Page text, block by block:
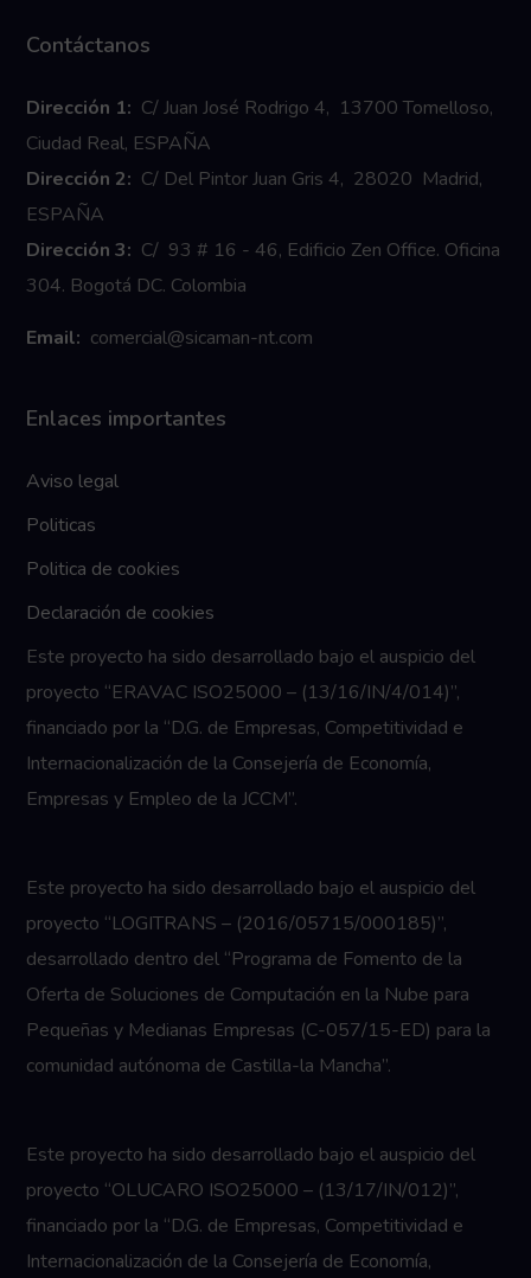
Contáctanos
Dirección 1: C/ Juan José Rodrigo 4, 13700 Tomelloso,
Ciudad Real, ESPAÑA
Dirección 2: C/ Del Pintor Juan Gris 4, 28020 Madrid,
ESPAÑA
Dirección 3: C/ 93 # 16 - 46, Edificio Zen Office. Oficina
304. Bogotá DC. Colombia
Email: comercial@sicaman-nt.com
Enlaces importantes
Aviso legal
Politicas
Politica de cookies
Declaración de cookies
Este proyecto ha sido desarrollado bajo el auspicio del
proyecto “ERAVAC ISO25000 – (13/16/IN/4/014)”,
financiado por la “D.G. de Empresas, Competitividad e
Internacionalización de la Consejería de Economía,
Empresas y Empleo de la JCCM”.
Este proyecto ha sido desarrollado bajo el auspicio del
proyecto “LOGITRANS – (2016/05715/000185)”,
desarrollado dentro del “Programa de Fomento de la
Oferta de Soluciones de Computación en la Nube para
Pequeñas y Medianas Empresas (C-057/15-ED) para la
comunidad autónoma de Castilla-la Mancha”.
Este proyecto ha sido desarrollado bajo el auspicio del
proyecto “OLUCARO ISO25000 – (13/17/IN/012)”,
financiado por la “D.G. de Empresas, Competitividad e
Internacionalización de la Consejería de Economía,